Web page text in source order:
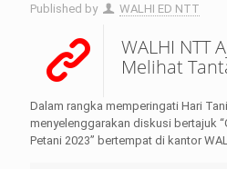
Published by WALHI ED NTT
WALHI NTT
Melihat
Dalam rangka memperingati Hari
menyelenggarakan diskusi bertajuk
Petani 2023” bertempat di kantor